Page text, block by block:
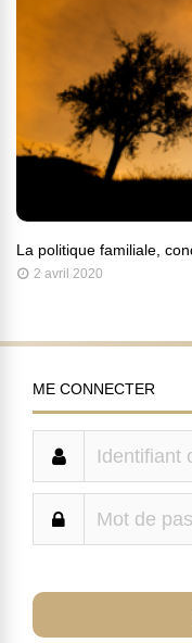
La politique familiale,
2 avril 2020
ME CONNECTER